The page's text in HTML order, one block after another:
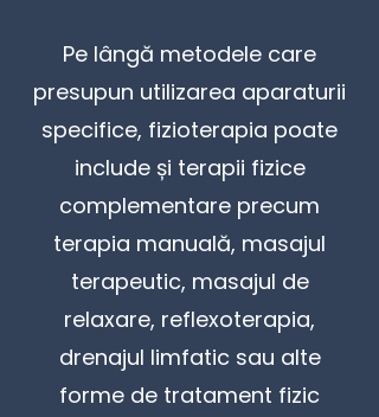
Pe lângă metodele care
presupun utilizarea aparaturii
specifice, fizioterapia poate
include și terapii fizice
complementare precum
terapia manuală, masajul
terapeutic, masajul de
relaxare, reflexoterapia,
drenajul limfatic sau alte
forme de tratament fizic